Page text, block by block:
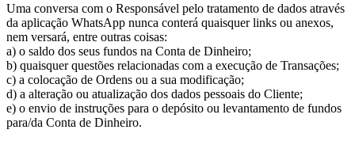
Uma conversa com o Responsável pelo tratamento de dados através
da aplicação WhatsApp nunca conterá quaisquer links ou anexos,
nem versará, entre outras coisas:
a) o saldo dos seus fundos na Conta de Dinheiro;
b) quaisquer questões relacionadas com a execução de Transações;
c) a colocação de Ordens ou a sua modificação;
d) a alteração ou atualização dos dados pessoais do Cliente;
e) o envio de instruções para o depósito ou levantamento de fundos
para/da Conta de Dinheiro.